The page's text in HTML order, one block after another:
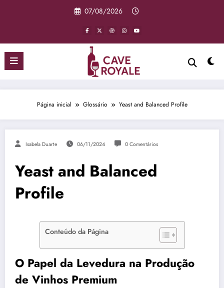
07/08/2026
Página inicial Glossário Yeast and Balanced Profile
Isabela Duarte 06/11/2024 0 Comentários
Yeast and Balanced
Profile
Conteúdo da Página
O Papel da Levedura na Produção
de Vinhos Premium